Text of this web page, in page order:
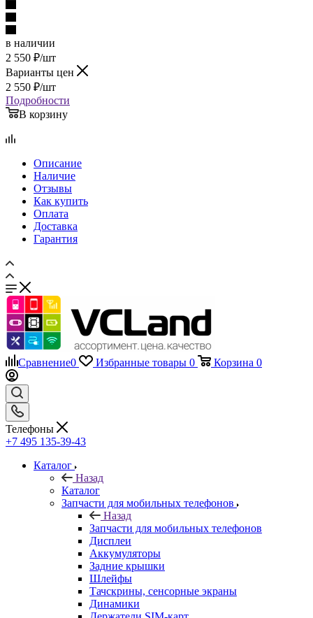
в наличии
2 550 ₽/шт
Варианты цен
2 550 ₽/шт
Подробности
В корзину
Описание
Наличие
Отзывы
Как купить
Оплата
Доставка
Гарантия
Сравнение0 Избранные товары 0 Корзина 0
Телефоны
+7 495 135-39-43
Каталог
Назад
Каталог
Запчасти для мобильных телефонов
Назад
Запчасти для мобильных телефонов
Дисплеи
Аккумуляторы
Задние крышки
Шлейфы
Тачскрины, сенсорные экраны
Динамики